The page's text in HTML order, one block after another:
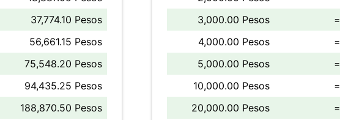
37,774.10 Pesos
56,661.15 Pesos
75,548.20 Pesos
94,435.25 Pesos
188,870.50 Pesos
3,000.00 Pesos
=
4,000.00 Pesos
=
5,000.00 Pesos
=
10,000.00 Pesos
=
20,000.00 Pesos
=